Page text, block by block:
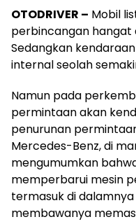
OTODRIVER – Mobil
perbincangan hangat
Sedangkan
internal seolah
Namun pada
permintaan akan
penurunan
Mercedes-Benz, di
mengumumkan
memperbarui mesin
termasuk di
membawanya